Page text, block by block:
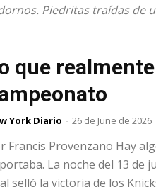
Piedritas traídas de
que
York Diario - 26 de June de 2026
Francis Provenzano Hay
La noche del 13 de
selló la victoria de los